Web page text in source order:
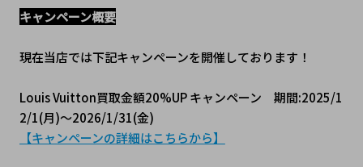
キャンペーン概要
現在当店では下記キャンペーンを開催しております！
Louis Vuitton買取金額20%UP キャンペーン　期間:2025/1
2/1(月)～2026/1/31(金)
【キャンペーンの詳細はこちらから】